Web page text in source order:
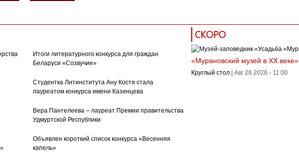
Итоги литературного конкурса для граждан
Беларуси «Созвучие»
Студентка Литинститута Ану Костя стала
лауреатом конкурса имени Казинцева
Вера Пантелеева – лауреат Премии правительства
Удмуртской Республики
Объявлен короткий список конкурса «Весенняя
капель»
СКОРО
«Мурановский музей в XX веке»
Круглый стол Авг 26 2026 - 11:00